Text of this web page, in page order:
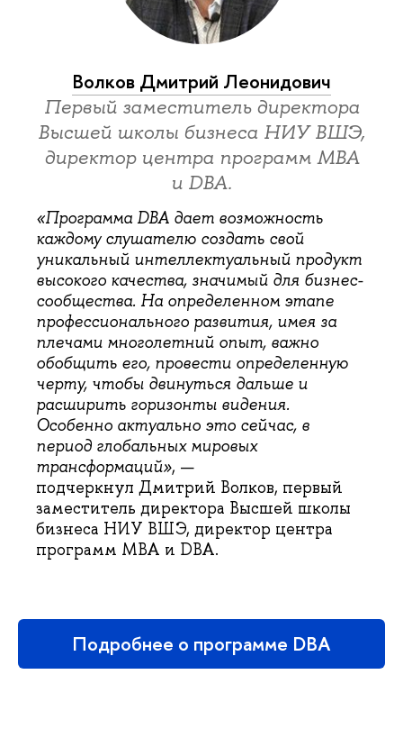
Волков Дмитрий Леонидович
Первый заместитель директора
Высшей школы бизнеса НИУ ВШЭ,
директор центра программ МВА
и DBA.
«Программа DBA дает возможность
каждому слушателю создать свой
уникальный интеллектуальный продукт
высокого качества, значимый для бизнес-
сообщества. На определенном этапе
профессионального развития, имея за
плечами многолетний опыт, важно
обобщить его, провести определенную
черту, чтобы двинуться дальше и
расширить горизонты видения.
Особенно актуально это сейчас, в
период глобальных мировых
трансформаций», —
подчеркнул Дмитрий Волков, первый
заместитель директора Высшей школы
бизнеса НИУ ВШЭ, директор центра
программ МВА и DBA.
Подробнее о программе DBA